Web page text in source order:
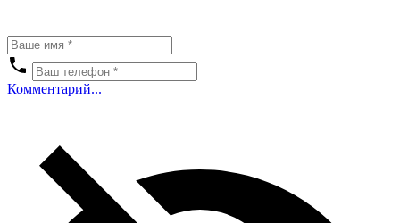
Комментарий...